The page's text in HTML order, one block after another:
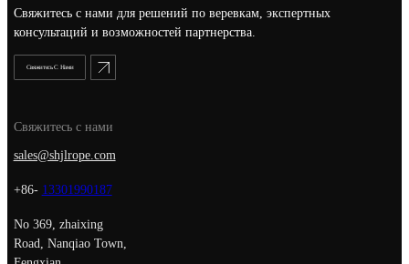
Свяжитесь с нами для решений по веревкам, экспертных
консультаций и возможностей партнерства.
Свяжитесь С Нами
Свяжитесь с нами
sales@shjlrope.com
+86- 13301990187
No 369, zhaixing
Road, Nanqiao Town,